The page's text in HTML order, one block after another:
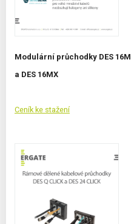
Modulární průchodky DES 16M
a DES 16MX
Ceník ke stažení